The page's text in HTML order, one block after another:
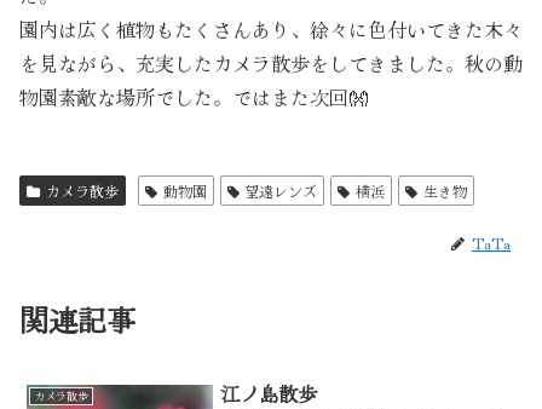
園内は広く植物もたくさんあり、徐々に色付いてきた木々
を見ながら、充実したカメラ散歩をしてきました。秋の動
物園素敵な場所でした。ではまた次回👐
カメラ散歩 動物園 望遠レンズ 横浜 生き物
TaTa
関連記事
カメラ散歩 江ノ島散歩